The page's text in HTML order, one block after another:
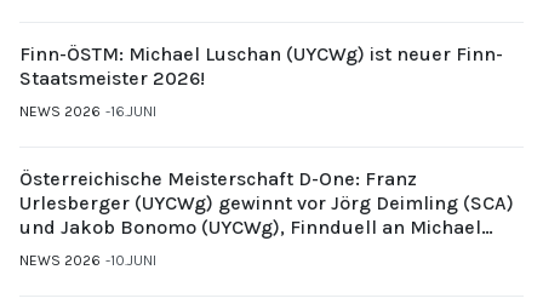
Finn-ÖSTM: Michael Luschan (UYCWg) ist neuer Finn-
Staatsmeister 2026!
NEWS 2026 16.JUNI
Österreichische Meisterschaft D-One: Franz
Urlesberger (UYCWg) gewinnt vor Jörg Deimling (SCA)
und Jakob Bonomo (UYCWg), Finnduell an Michael
Gubi (UYCMo)
NEWS 2026 10.JUNI